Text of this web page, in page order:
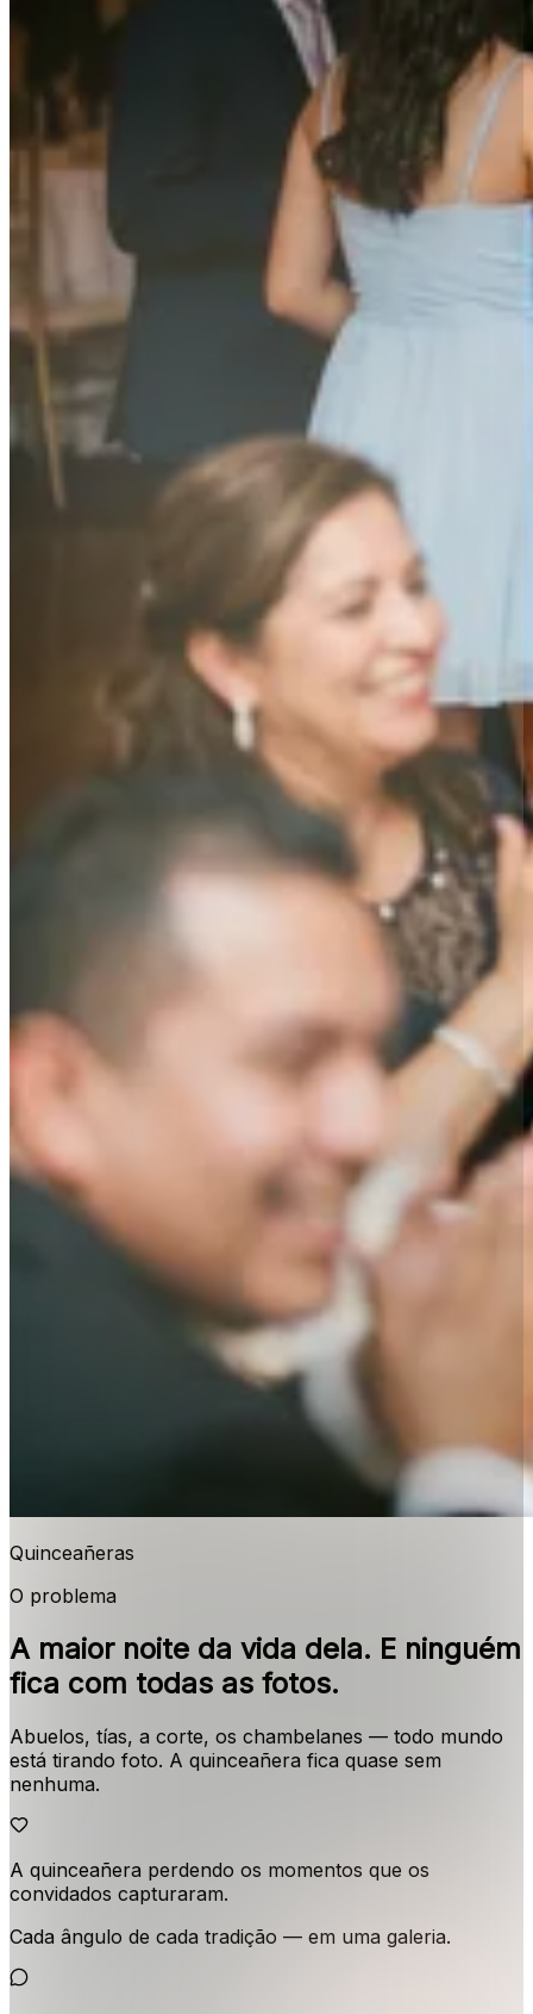
Quinceañeras
O problema
A maior noite da vida dela. E ninguém
fica com todas as fotos.
Abuelos, tías, a corte, os chambelanes — todo mundo
está tirando foto. A quinceañera fica quase sem
nenhuma.
A quinceañera perdendo os momentos que os
convidados capturaram.
Cada ângulo de cada tradição — em uma galeria.